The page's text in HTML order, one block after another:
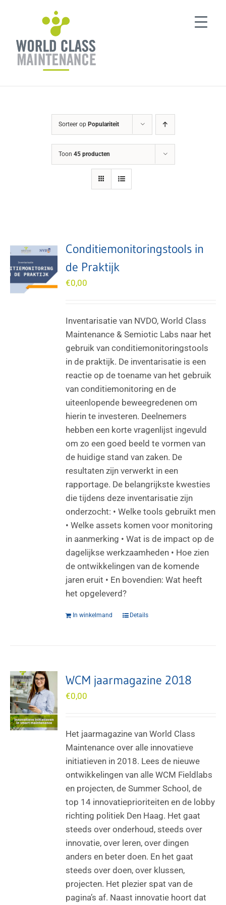
Sorteer op Populariteit
Toon 45 producten
Conditiemonitoringstools in
de Praktijk
€0,00
Inventarisatie van NVDO, World Class
Maintenance & Semiotic Labs naar het
gebruik van conditiemonitoringstools
in de praktijk. De inventarisatie is een
reactie op de toename van het gebruik
van conditiemonitoring en de
uiteenlopende beweegredenen om
hierin te investeren. Deelnemers
hebben een korte vragenlijst ingevuld
om zo een goed beeld te vormen van
de huidige stand van zaken. De
resultaten zijn verwerkt in een
rapportage. De belangrijkste kwesties
die tijdens deze inventarisatie zijn
onderzocht: • Welke tools gebruikt men
• Welke assets komen voor monitoring
in aanmerking • Wat is de impact op de
dagelijkse werkzaamheden • Hoe zien
de ontwikkelingen van de komende
jaren eruit • En bovendien: Wat heeft
het opgeleverd?
In winkelmand Details
WCM jaarmagazine 2018
€0,00
Het jaarmagazine van World Class
Maintenance over alle innovatieve
initiatieven in 2018. Lees de nieuwe
ontwikkelingen van alle WCM Fieldlabs
en projecten, de Summer School, de
top 14 innovatieprioriteiten en de lobby
richting politiek Den Haag. Het gaat
steeds over onderhoud, steeds over
innovatie, over leren, over dingen
anders en beter doen. En het gaat
steeds over doen, over klussen,
projecten. Het plezier spat van de
pagina’s af. Naast innovatie hoort dat